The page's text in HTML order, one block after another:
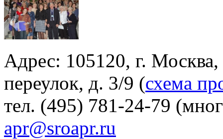
Адрес: 105120, г.
переулок, д. 3/9 (схема
тел. (495) 781-24-79
apr@sroapr.ru